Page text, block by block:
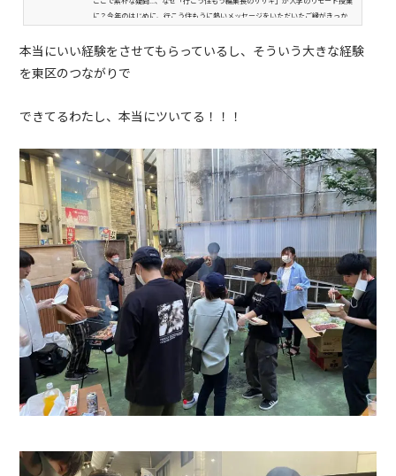
に？今年のはじめに、行こう住もうに熱いメッセージをいただいたご縁がきっか
なくなっているようでなんだか寂しく感じる日々。大好きな...
本当にいい経験をさせてもらっているし、そういう大きな経験
を東区のつながりで
できてるわたし、本当にツいてる！！！